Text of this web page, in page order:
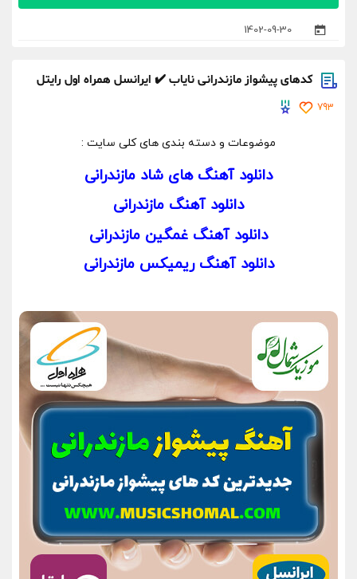
1402-09-30
کدهای پیشواز مازندرانی نایاب ✔️ ایرانسل همراه اول رایتل
793
موضوعات و دسته بندی های کلی سایت :
دانلود آهنگ های شاد مازندرانی
دانلود آهنگ مازندرانی
دانلود آهنگ غمگین مازندرانی
دانلود آهنگ ریمیکس مازندرانی